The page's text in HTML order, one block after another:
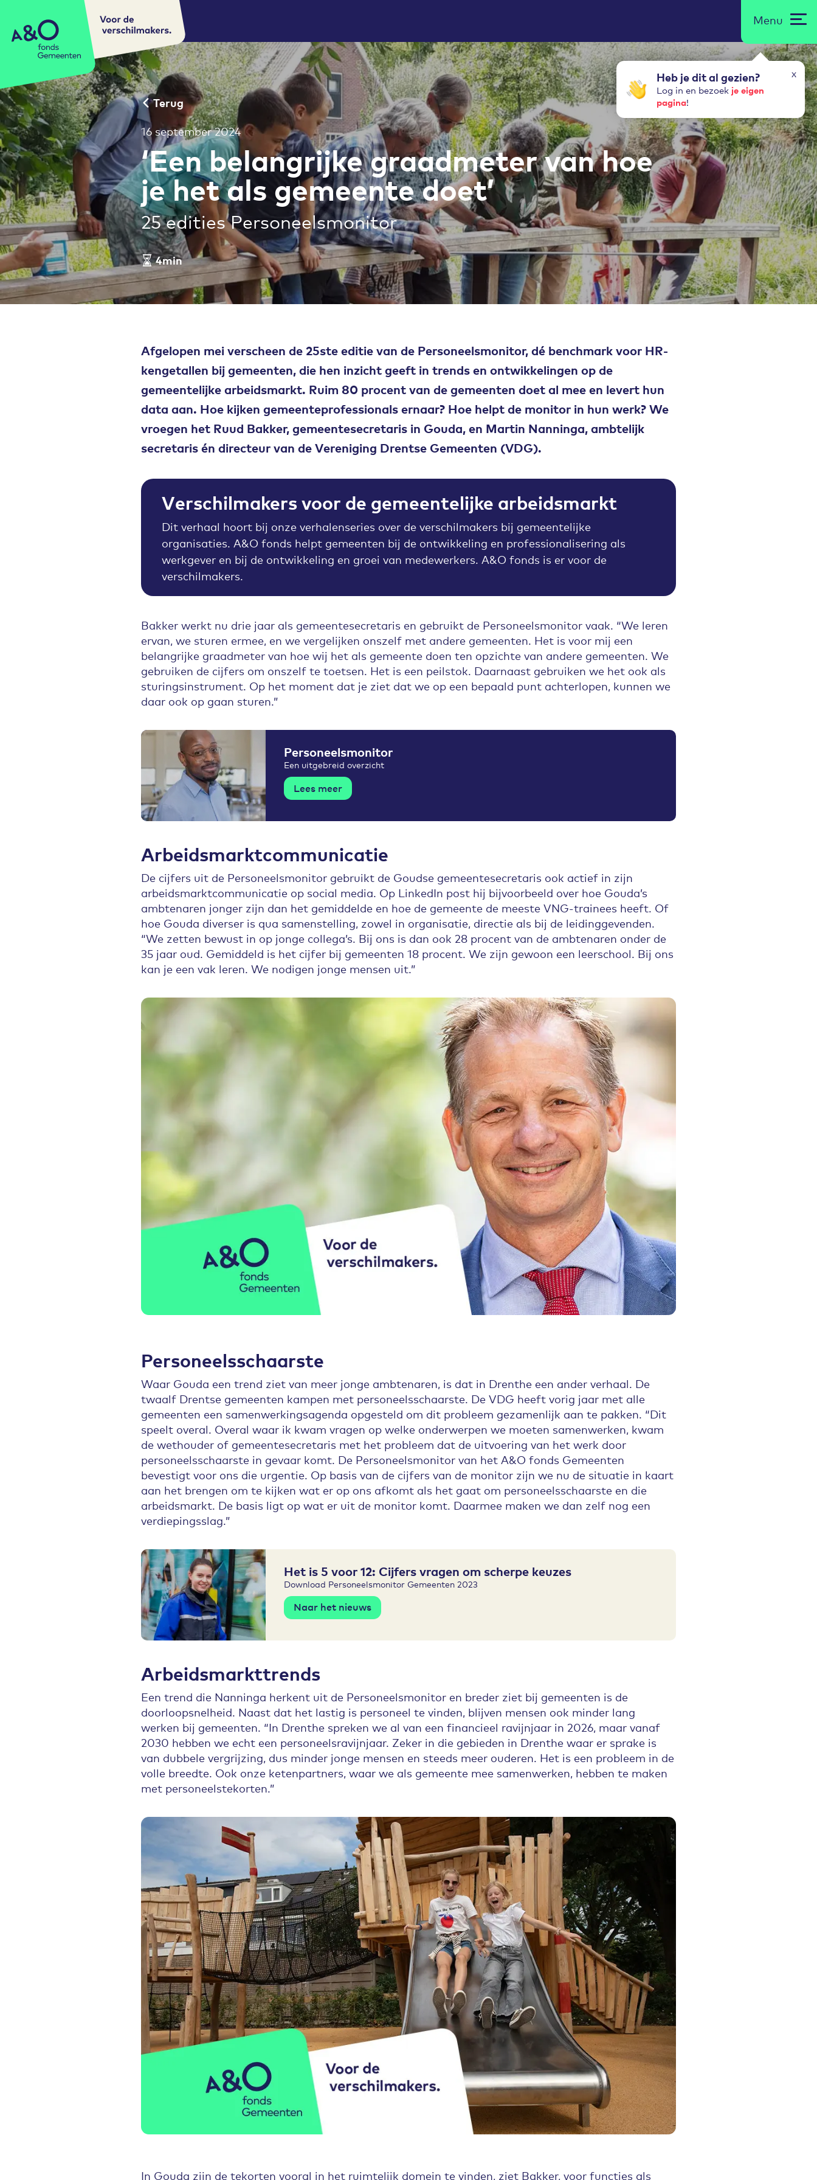
A&O fonds Gemeenten
Voor de
verschilmakers.
x
Heb je dit al gezien?
Log in en bezoek je eigen
pagina!
Menu
Terug
16 september 2024
‘Een belangrijke graadmeter van hoe
je het als gemeente doet’
25 edities Personeelsmonitor
Leestijd artikel
4min
Afgelopen mei verscheen de 25ste editie van de Personeelsmonitor, dé benchmark voor HR-
kengetallen bij gemeenten, die hen inzicht geeft in trends en ontwikkelingen op de
gemeentelijke arbeidsmarkt. Ruim 80 procent van de gemeenten doet al mee en levert hun
data aan. Hoe kijken gemeenteprofessionals ernaar? Hoe helpt de monitor in hun werk? We
vroegen het Ruud Bakker, gemeentesecretaris in Gouda, en Martin Nanninga, ambtelijk
secretaris én directeur van de Vereniging Drentse Gemeenten (VDG).
Verschilmakers voor de gemeentelijke arbeidsmarkt
Dit verhaal hoort bij onze verhalenseries over de verschilmakers bij gemeentelijke
organisaties. A&O fonds helpt gemeenten bij de ontwikkeling en professionalisering als
werkgever en bij de ontwikkeling en groei van medewerkers. A&O fonds is er voor de
verschilmakers.
Bakker werkt nu drie jaar als gemeentesecretaris en gebruikt de Personeelsmonitor vaak. “We leren
ervan, we sturen ermee, en we vergelijken onszelf met andere gemeenten. Het is voor mij een
belangrijke graadmeter van hoe wij het als gemeente doen ten opzichte van andere gemeenten. We
gebruiken de cijfers om onszelf te toetsen. Het is een peilstok. Daarnaast gebruiken we het ook als
sturingsinstrument. Op het moment dat je ziet dat we op een bepaald punt achterlopen, kunnen we
daar ook op gaan sturen.”
Personeelsmonitor
Een uitgebreid overzicht
Lees meer
Arbeidsmarktcommunicatie
De cijfers uit de Personeelsmonitor gebruikt de Goudse gemeentesecretaris ook actief in zijn
arbeidsmarktcommunicatie op social media. Op LinkedIn post hij bijvoorbeeld over hoe Gouda’s
ambtenaren jonger zijn dan het gemiddelde en hoe de gemeente de meeste VNG-trainees heeft. Of
hoe Gouda diverser is qua samenstelling, zowel in organisatie, directie als bij de leidinggevenden.
“We zetten bewust in op jonge collega’s. Bij ons is dan ook 28 procent van de ambtenaren onder de
35 jaar oud. Gemiddeld is het cijfer bij gemeenten 18 procent. We zijn gewoon een leerschool. Bij ons
kan je een vak leren. We nodigen jonge mensen uit.”
Personeelsschaarste
Waar Gouda een trend ziet van meer jonge ambtenaren, is dat in Drenthe een ander verhaal. De
twaalf Drentse gemeenten kampen met personeelsschaarste. De VDG heeft vorig jaar met alle
gemeenten een samenwerkingsagenda opgesteld om dit probleem gezamenlijk aan te pakken. “Dit
speelt overal. Overal waar ik kwam vragen op welke onderwerpen we moeten samenwerken, kwam
de wethouder of gemeentesecretaris met het probleem dat de uitvoering van het werk door
personeelsschaarste in gevaar komt. De Personeelsmonitor van het A&O fonds Gemeenten
bevestigt voor ons die urgentie. Op basis van de cijfers van de monitor zijn we nu de situatie in kaart
aan het brengen om te kijken wat er op ons afkomt als het gaat om personeelsschaarste en die
arbeidsmarkt. De basis ligt op wat er uit de monitor komt. Daarmee maken we dan zelf nog een
verdiepingsslag.”
Het is 5 voor 12: Cijfers vragen om scherpe keuzes
Download Personeelsmonitor Gemeenten 2023
Naar het nieuws
Arbeidsmarkttrends
Een trend die Nanninga herkent uit de Personeelsmonitor en breder ziet bij gemeenten is de
doorloopsnelheid. Naast dat het lastig is personeel te vinden, blijven mensen ook minder lang
werken bij gemeenten. “In Drenthe spreken we al van een financieel ravijnjaar in 2026, maar vanaf
2030 hebben we echt een personeelsravijnjaar. Zeker in die gebieden in Drenthe waar er sprake is
van dubbele vergrijzing, dus minder jonge mensen en steeds meer ouderen. Het is een probleem in de
volle breedte. Ook onze ketenpartners, waar we als gemeente mee samenwerken, hebben te maken
met personeelstekorten.”
In Gouda zijn de tekorten vooral in het ruimtelijk domein te vinden, ziet Bakker, voor functies als